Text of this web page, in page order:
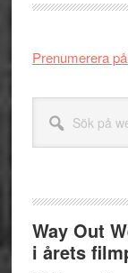
Prenumerera
webbplatsen
Way Out
i årets